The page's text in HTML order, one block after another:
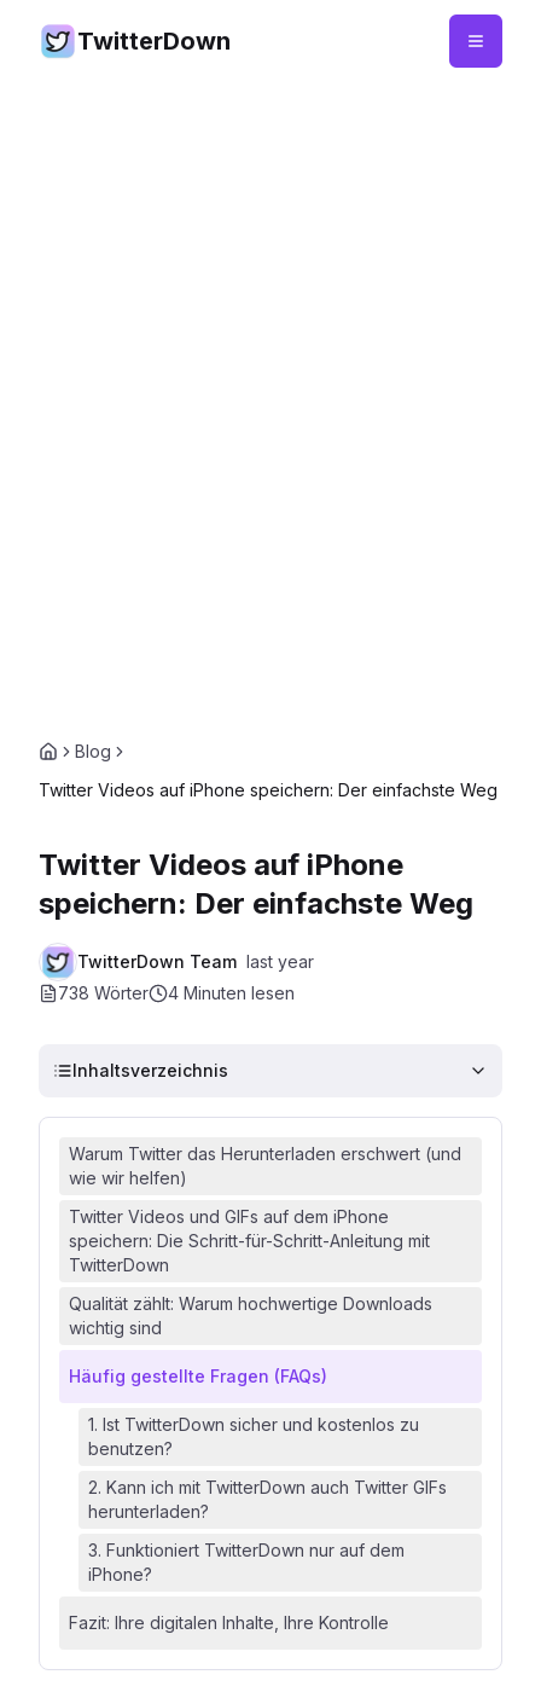
TwitterDown
Blog
Twitter Videos auf iPhone speichern: Der einfachste Weg
Twitter Videos auf iPhone
speichern: Der einfachste Weg
TwitterDown Team last year
738 Wörter
4 Minuten lesen
Inhaltsverzeichnis
Warum Twitter das Herunterladen erschwert (und
wie wir helfen)
Twitter Videos und GIFs auf dem iPhone
speichern: Die Schritt-für-Schritt-Anleitung mit
TwitterDown
Qualität zählt: Warum hochwertige Downloads
wichtig sind
Häufig gestellte Fragen (FAQs)
1. Ist TwitterDown sicher und kostenlos zu
benutzen?
2. Kann ich mit TwitterDown auch Twitter GIFs
herunterladen?
3. Funktioniert TwitterDown nur auf dem
iPhone?
Fazit: Ihre digitalen Inhalte, Ihre Kontrolle